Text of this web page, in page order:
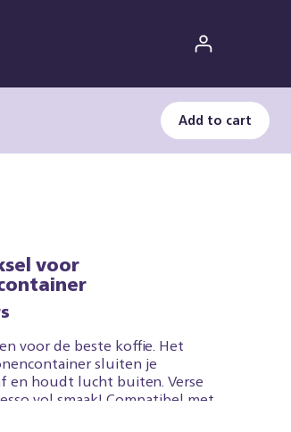
Add to cart
voor
voor de beste koffie. Het
sluiten je
en houdt lucht buiten. Verse
vol smaak! Compatibel met